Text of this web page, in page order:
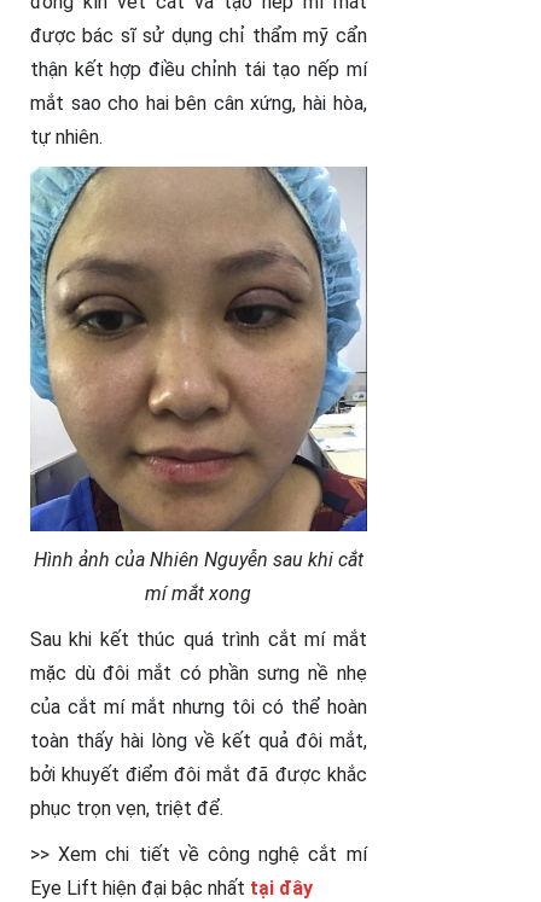
được bác sĩ sử dụng chỉ thẩm mỹ cẩn
thận kết hợp điều chỉnh tái tạo nếp mí
mắt sao cho hai bên cân xứng, hài hòa,
tự nhiên.
Hình ảnh của Nhiên Nguyễn sau khi cắt
mí mắt xong
Sau khi kết thúc quá trình cắt mí mắt
mặc dù đôi mắt có phần sưng nề nhẹ
của cắt mí mắt nhưng tôi có thể hoàn
toàn thấy hài lòng về kết quả đôi mắt,
bởi khuyết điểm đôi mắt đã được khắc
phục trọn vẹn, triệt để.
>> Xem chi tiết về công nghệ cắt mí
Eye Lift hiện đại bậc nhất tại đây